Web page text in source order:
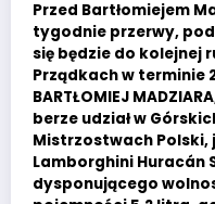
Przed Bartłomiejem
tygodnie przerwy,
się będzie do kolejnej
Prządkach w terminie
BARTŁOMIEJ
berze udział w
Mistrzostwach Polski,
Lamborghini Huracán
dysponującego